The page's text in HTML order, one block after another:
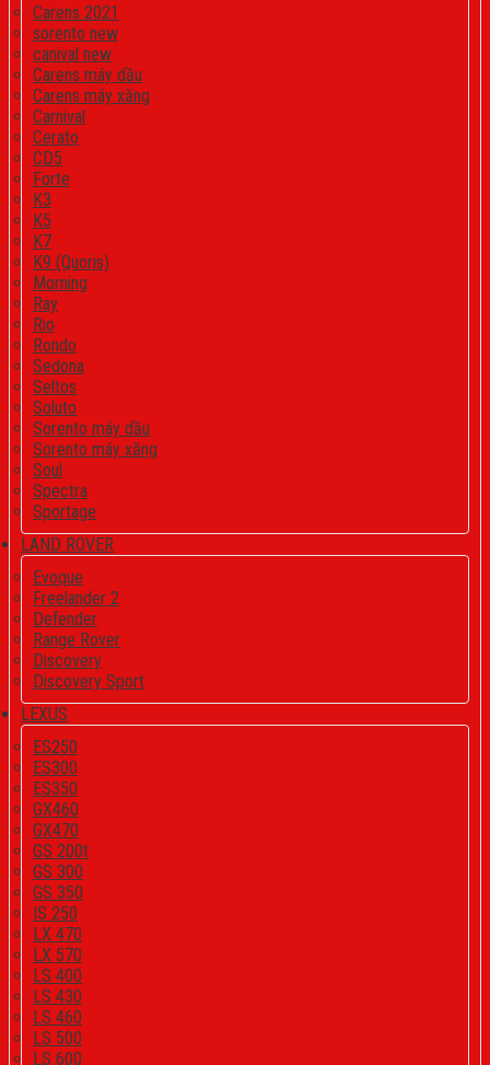
Carens 2021
sorento new
canival new
Carens máy dầu
Carens máy xăng
Carnival
Cerato
CD5
Forte
K3
K5
K7
K9 (Quoris)
Morning
Ray
Rio
Rondo
Sedona
Seltos
Soluto
Sorento máy dầu
Sorento máy xăng
Soul
Spectra
Sportage
LAND ROVER
Evoque
Freelander 2
Defender
Range Rover
Discovery
Discovery Sport
LEXUS
ES250
ES300
ES350
GX460
GX470
GS 200t
GS 300
GS 350
IS 250
LX 470
LX 570
LS 400
LS 430
LS 460
LS 500
LS 600